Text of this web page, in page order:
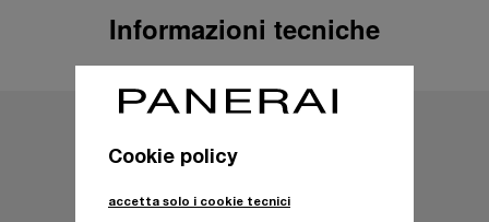
Informazioni tecniche
Cookie policy
accetta solo i cookie tecnici